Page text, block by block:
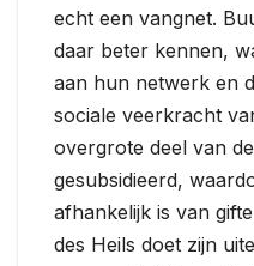
echt een vangnet.
daar beter kennen,
aan hun netwerk en
sociale veerkracht
overgrote deel van
gesubsidieerd,
afhankelijk is van
des Heils doet zijn